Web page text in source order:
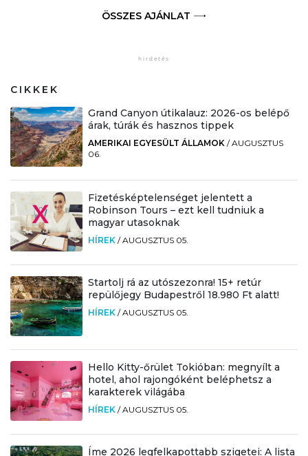
ÖSSZES AJÁNLAT
CIKKEK
Grand Canyon útikalauz: 2026-os belépő
árak, túrák és hasznos tippek
AMERIKAI EGYESÜLT ÁLLAMOK /AUGUSZTUS
06.
Fizetésképtelenséget jelentett a
Robinson Tours – ezt kell tudniuk a
magyar utasoknak
HÍREK /AUGUSZTUS 05.
Startolj rá az utószezonra! 15+ retúr
repülőjegy Budapestről 18.980 Ft alatt!
HÍREK /AUGUSZTUS 05.
Hello Kitty-őrület Tokióban: megnyílt a
hotel, ahol rajongóként beléphetsz a
karakterek világába
HÍREK /AUGUSZTUS 05.
Íme 2026 legfelkapottabb szigetei: A lista